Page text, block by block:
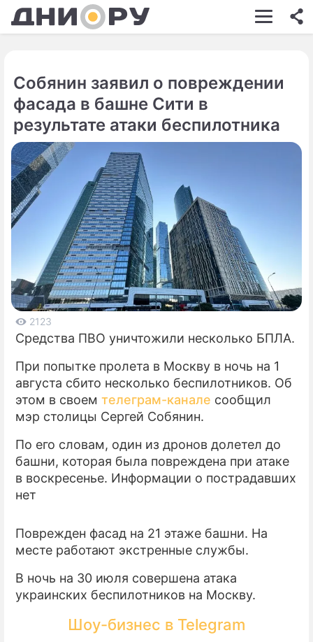
ШОУ-БИЗНЕС
КИНО
ЗДОРОВЬЕ
ПРОИСШЕСТВИЯ
СОННИК
СТИЛЬ ЖИЗНИ
СЕРИАЛЫ
ИГРЫ
ПРЕСС-РЕЛИЗЫ
О ПРОЕКТЕ
Собянин заявил о повреждении
фасада в башне Сити в
результате атаки беспилотника
2123
Средства ПВО уничтожили несколько БПЛА.
При попытке пролета в Москву в ночь на 1
августа сбито несколько беспилотников. Об
этом в своем телеграм-канале сообщил
мэр столицы Сергей Собянин.
По его словам, один из дронов долетел до
башни, которая была повреждена при атаке
в воскресенье. Информации о пострадавших
нет
Поврежден фасад на 21 этаже башни. На
месте работают экстренные службы.
В ночь на 30 июля совершена атака
украинских беспилотников на Москву.
Шоу-бизнес в Telegram